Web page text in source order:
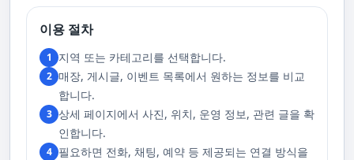
서비스를 경험하실 수 있습니다. 마지막으로 부산 일본인 홈케어 서비스를
이용하시기 전에, 아래 주의사항을 상세히 확인하시고 예약을 진행해 주시
기 바랍니다. 부경샵 서비스에 대한 높은 수요를 감안하여, 이용 요건을 간
소화하여 필수적인 사항으로 명시했습니다. 이 가이드라인을 따르시면, 서
비스 이용 중 문제가 발생하지 않을 것입니다. 특히, 과도한 알코올 섭취로
인해 만취 상태에서는 서비스 이용에 제한을 두고 있음을 명확히 합니다. 이
러한 상태에서는 다음 기회에 이용해 주시길 부탁드립니다. 서비스 도착 시
원활한 의사소통이 이루어질 수 있도록, 저희와의 연락이 반드시 가능해야
합니다. 이에 공중전화 사용이나 발신 번호 표시 제한으로의 통화는 받지 않
고 있습니다. 또한, 자주 발생하는 예약 취소나 무단으로 예약을 취소할 경
우, 향후 서비스 예약에 제약이 생길 수 있음을 알려드립니다. 시간을 효율적
으로 사용하며, 합리적인 가격으로 부경샵만의 특별한 경험을 하실 수 있습
춤형 서비스를 즐길 수 있습니다.출장마사지는 부경샵 ↓↓↓ 클릭
https://bkshop.kr/더욱 새로워진 출장마사지 뉴부경샵↓↓↓ 클릭
https://newbkshop.com/출장마사지 부경샵앱 다운로드↓↓↓ 클릭
https://play.google.com/store/apps/details?
이용 절차
1 지역 또는 카테고리를 선택합니다.
2 매장, 게시글, 이벤트 목록에서 원하는 정보를 비교
합니다.
3 상세 페이지에서 사진, 위치, 운영 정보, 관련 글을 확
인합니다.
4 필요하면 전화, 채팅, 예약 등 제공되는 연결 방식을